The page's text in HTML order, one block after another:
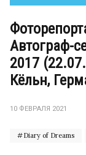
Автограф-
2017
Кёльн,
10 ФЕВРАЛЯ 2021
Diary of Dreams